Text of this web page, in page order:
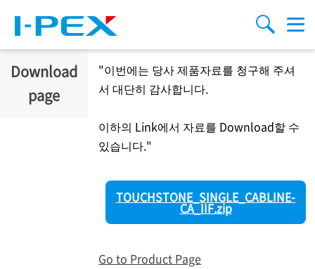
검색
Menu
Download
page
"이번에는 당사 제품자료를 청구해 주셔
서 대단히 감사합니다.
이하의 Link에서 자료를 Download할 수
있습니다."
TOUCHSTONE_SINGLE_CABLINE-
CA_IIF.zip
Go to Product Page